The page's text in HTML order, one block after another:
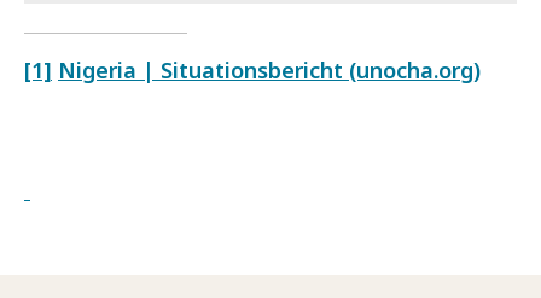
[1] Nigeria | Situationsbericht (unocha.org)